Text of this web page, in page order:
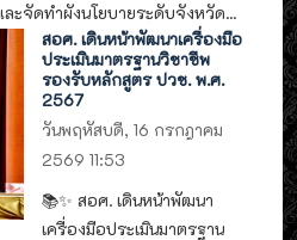
ะจัดทำผังนโยบายระดับจังหวัด...
สอศ. เดินหน้าพัฒนาเครื่องมือ
ประเมินมาตรฐานวิชาชีพ
รองรับหลักสูตร ปวช. พ.ศ.
2567
วันพฤหัสบดี, 16 กรกฎาคม
2569 11:53
📚✨ สอศ. เดินหน้าพัฒนา
เครื่องมือประเมินมาตรฐาน